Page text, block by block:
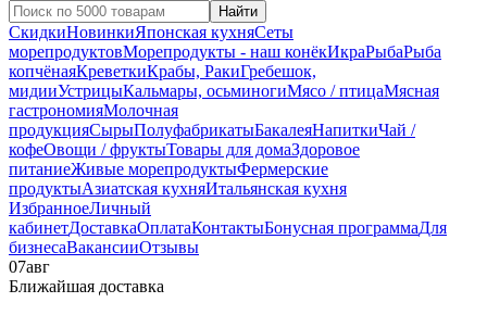
Найти
СкидкиНовинкиЯпонская кухняСеты
морепродуктовМорепродукты - наш конёкИкраРыбаРыба
копчёнаяКреветкиКрабы, РакиГребешок,
мидииУстрицыКальмары, осьминогиМясо / птицаМясная
гастрономияМолочная
продукцияСырыПолуфабрикатыБакалеяНапиткиЧай /
кофеОвощи / фруктыТовары для домаЗдоровое
питаниеЖивые морепродуктыФермерские
продуктыАзиатская кухняИтальянская кухня
ИзбранноеЛичный
кабинетДоставкаОплатаКонтактыБонусная программаДля
бизнесаВакансииОтзывы
07авг
Ближайшая доставка